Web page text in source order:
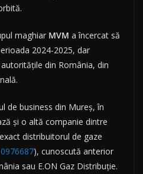
maghiar MVM a încercat să
2024-2025, dar
din România, din
de business din Mureș, în
și o altă companie dintre
distribuitorul de gaze
), cunoscută anterior
sau E.ON Gaz Distribuție.